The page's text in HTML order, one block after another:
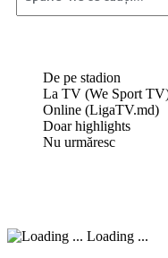
De pe stadion
La TV (We Sport
Online (LigaTV.md)
Doar highlights
Nu urmăresc
Loading ...